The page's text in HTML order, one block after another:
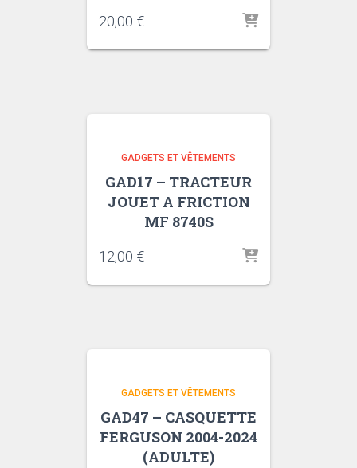
20,00 €
GADGETS ET VÊTEMENTS
GAD17 – TRACTEUR
JOUET A FRICTION
MF 8740S
12,00 €
GADGETS ET VÊTEMENTS
GAD47 – CASQUETTE
FERGUSON 2004-2024
(ADULTE)